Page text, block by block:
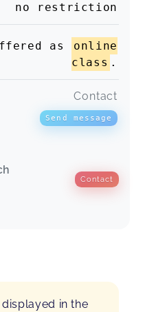
no restriction
as
online
class .
Contact
Send message
Contact
in the